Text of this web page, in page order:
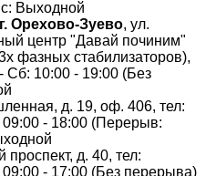
Выходной
г. Орехово-Зуево, ул.
центр "Давай починим"
фазных стабилизаторов),
Сб: 10:00 - 19:00 (Без
д. 19, оф. 406, тел:
- 18:00 (Перерыв:
проспект, д. 40, тел:
- 17:00 (Без перерыва)